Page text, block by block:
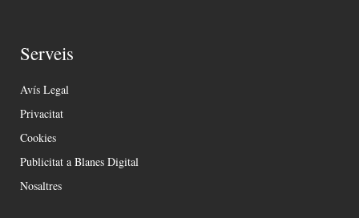
Serveis
Avís Legal
Privacitat
Cookies
Publicitat a Blanes Digital
Nosaltres